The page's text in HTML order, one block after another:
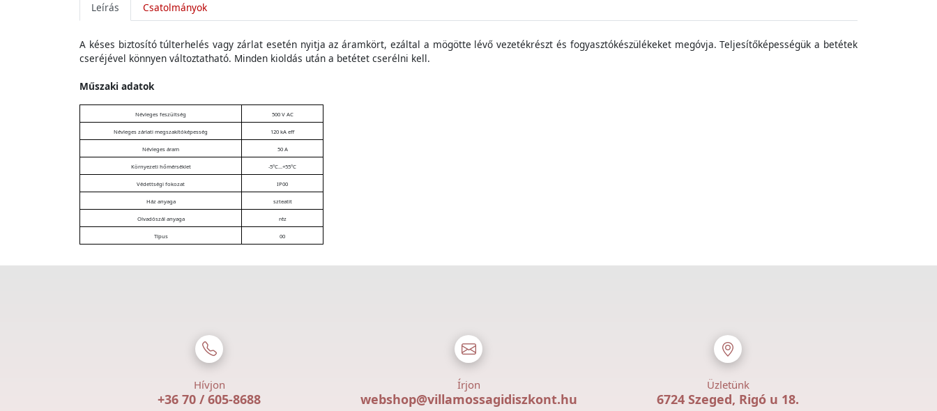
Leírás Csatolmányok
A késes biztosító túlterhelés vagy zárlat esetén nyitja az áramkört, ezáltal a mögötte lévő vezetékrészt és fogyasztókészülékeket megóvja. Teljesítőképességük a betétek
cseréjével könnyen változtatható. Minden kioldás után a betétet cserélni kell.
Műszaki adatok
Névleges feszültség 500 V AC
Névleges zárlati megszakítóképesség 120 kA eff
Névleges áram 50 A
Környezeti hőmérséklet -5°C...+55°C
Védettségi fokozat IP00
Ház anyaga szteatit
Olvadószál anyaga réz
Típus 00
Hívjon
+36 70 / 605-8688
Írjon
webshop@villamossagidiszkont.hu
Üzletünk
6724 Szeged, Rigó u 18.